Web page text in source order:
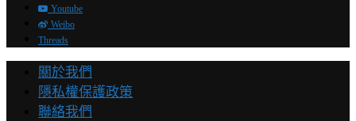
Youtube
Weibo
Threads
關於我們
隱私權保護政策
聯絡我們